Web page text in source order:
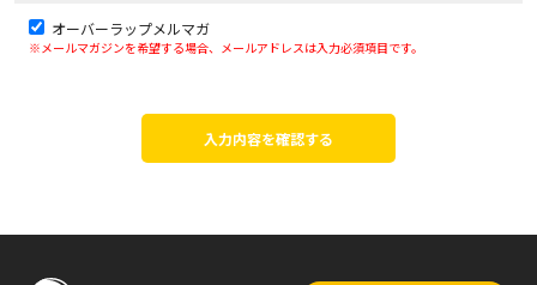
オーバーラップメルマガ
※メールマガジンを希望する場合、メールアドレスは入力必須項目です。
入力内容を確認する